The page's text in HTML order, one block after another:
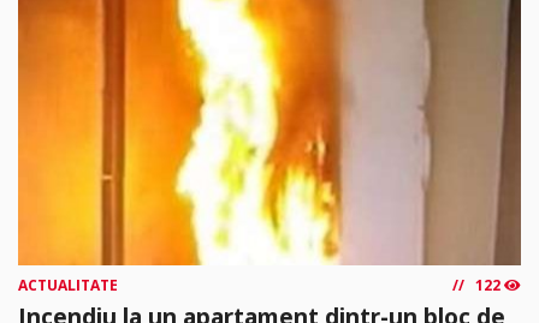
ACTUALITATE 122
Incendiu la un apartament dintr-un bloc de